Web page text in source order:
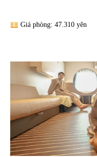
Giá phòng: 47.310 yên